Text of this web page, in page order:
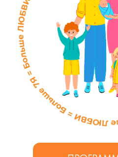
ПРОГРАММА-2026